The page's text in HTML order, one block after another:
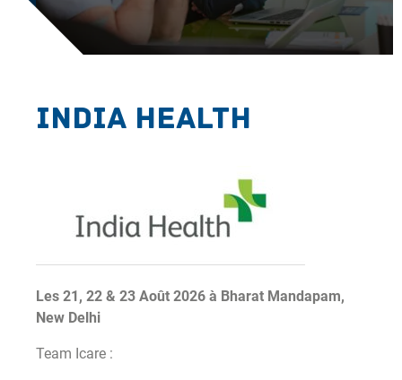
India Health
Les 21, 22 & 23 Août 2026 à Bharat Mandapam,
New Delhi
Team Icare :